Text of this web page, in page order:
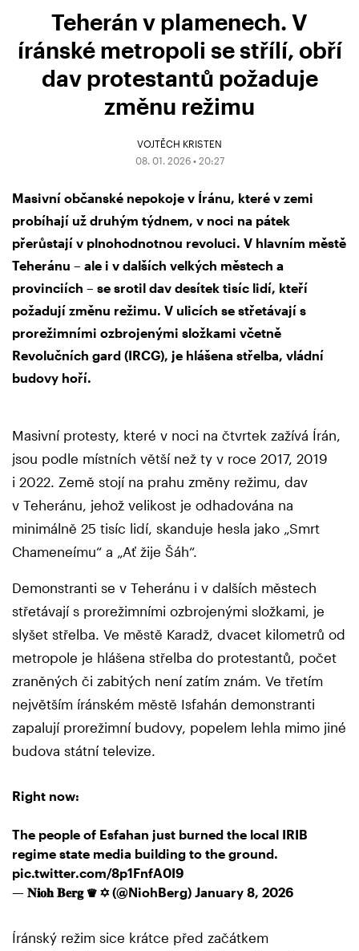
Teherán v plamenech. V
íránské metropoli se střílí, obří
dav protestantů požaduje
změnu režimu
VOJTĚCH KRISTEN
08. 01. 2026 • 20:27
Masivní občanské nepokoje v Íránu, které v zemi
probíhají už druhým týdnem, v noci na pátek
přerůstají v plnohodnotnou revoluci. V hlavním městě
Teheránu – ale i v dalších velkých městech a
provinciích – se srotil dav desítek tisíc lidí, kteří
požadují změnu režimu. V ulicích se střetávají s
prorežimními ozbrojenými složkami včetně
Revolučních gard (IRCG), je hlášena střelba, vládní
budovy hoří.
Masivní protesty, které v noci na čtvrtek zažívá Írán,
jsou podle místních větší než ty v roce 2017, 2019
i 2022. Země stojí na prahu změny režimu, dav
v Teheránu, jehož velikost je odhadována na
minimálně 25 tisíc lidí, skanduje hesla jako „Smrt
Chameneímu“ a „Ať žije Šáh“.
Demonstranti se v Teheránu i v dalších městech
střetávají s prorežimními ozbrojenými složkami, je
slyšet střelba. Ve městě Karadž, dvacet kilometrů od
metropole je hlášena střelba do protestantů, počet
zraněných či zabitých není zatím znám. Ve třetím
největším íránském městě Isfahán demonstranti
zapalují prorežimní budovy, popelem lehla mimo jiné
budova státní televize.
Right now:
The people of Esfahan just burned the local IRIB
regime state media building to the ground.
pic.twitter.com/8p1FnfA0I9
— 𝐍𝐢𝐨𝐡 𝐁𝐞𝐫𝐠 ♛ ✡︎ (@NiohBerg) January 8, 2026
Íránský režim sice krátce před začátkem